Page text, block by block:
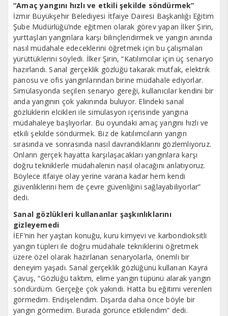
“Amaç yangını hızlı ve etkili şekilde söndürmek”
İzmir Büyükşehir Belediyesi İtfaiye Dairesi Başkanlığı Eğitim
Şube Müdürlüğü’nde eğitmen olarak görev yapan İlker Şirin,
yurttaşları yangınlara karşı bilinçlendirmek ve yangın anında
nasıl müdahale edeceklerini öğretmek için bu çalışmaları
yürüttüklerini söyledi. İlker Şirin, “Katılımcılar için üç senaryo
hazırlandı. Sanal gerçeklik gözlüğü takarak mutfak, elektrik
panosu ve ofis yangınlarından birine müdahale ediyorlar.
Simülasyonda seçilen senaryo gereği, kullanıcılar kendini bir
anda yangının çok yakınında buluyor. Elindeki sanal
gözlüklerin elcikleri ile simülasyon içerisinde yangına
müdahaleye başlıyorlar. Bu oyundaki amaç yangını hızlı ve
etkili şekilde söndürmek. Biz de katılımcıların yangın
sırasında ve sonrasında nasıl davrandıklarını gözlemliyoruz.
Onların gerçek hayatta karşılaşacakları yangınlara karşı
doğru tekniklerle müdahalenin nasıl olacağını anlatıyoruz.
Böylece itfaiye olay yerine varana kadar hem kendi
güvenliklerini hem de çevre güvenliğini sağlayabiliyorlar”
dedi.
Sanal gözlükleri kullananlar şaşkınlıklarını
gizleyemedi
İEF’nin her yaştan konuğu, kuru kimyevi ve karbondioksitli
yangın tüpleri ile doğru müdahale tekniklerini öğretmek
üzere özel olarak hazırlanan senaryolarla, önemli bir
deneyim yaşadı. Sanal gerçeklik gözlüğünü kullanan Kayra
Çavuş, “Gözlüğü taktım, elime yangın tüpünü alarak yangın
söndürdüm. Gerçeğe çok yakındı. Hatta bu eğitimi verenleri
görmedim. Endişelendim. Dışarda daha önce böyle bir
yangın görmedim. Burada görünce etkilendim” dedi.